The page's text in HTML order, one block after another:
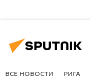
ВСЕ НОВОСТИ РИГА